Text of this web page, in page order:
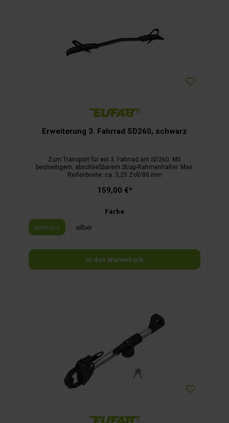
Erweiterung 3. Fahrrad SD260, schwarz
Zum Transport für ein 3. Fahrrad am SD260. Mit
beidseitigem, abschließbarem Strap-Rahmenhalter. Max.
Reifenbreite: ca. 3,25 Zoll/80 mm
159,00 €*
Farbe
schwarz
silber
In den Warenkorb